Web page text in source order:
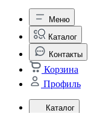
Меню
Каталог
Контакты
Корзина
Профиль
Каталог